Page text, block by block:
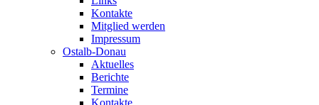
Kontakte
Mitglied werden
Impressum
Ostalb-Donau
Aktuelles
Berichte
Termine
Kontakte